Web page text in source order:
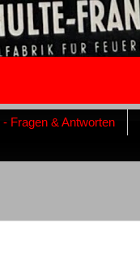
- Fragen & Antworten